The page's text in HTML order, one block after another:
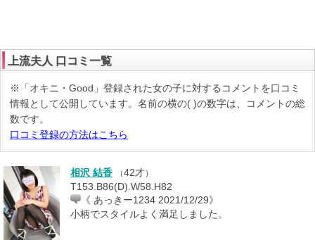
上流夫人 口コミ一覧
※「オキニ・Good」登録された女の子に対するコメントを口コミ
情報として公開しています。名前の横の( )の数字は、コメントの総
数です。
口コミ登録の方法はこちら
相沢 結香 （42才）
T153.B86(D).W58.H82
《 あっきー1234 2021/12/29》
小柄でスタイルよく満足しました。